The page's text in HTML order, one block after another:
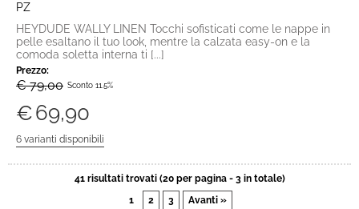
PZ
HEYDUDE WALLY LINEN Tocchi sofisticati come le nappe in
pelle esaltano il tuo look, mentre la calzata easy-on e la
comoda soletta interna ti [...]
Prezzo:
€ 79,00 Sconto 11.5%
€69,90
41 risultati trovati (20 per pagina - 3 in totale)
1
2 3 Avanti »